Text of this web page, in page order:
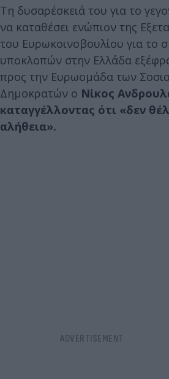
Τη δυσαρέσκειά του για το
να καταθέσει ενώπιον της
του Ευρωκοινοβουλίου για το
υποκλοπών στην Ελλάδα
προς την Ευρωομάδα των
Δημοκρατών ο Νίκος
καταγγέλλοντας ότι «δεν
αλήθεια».